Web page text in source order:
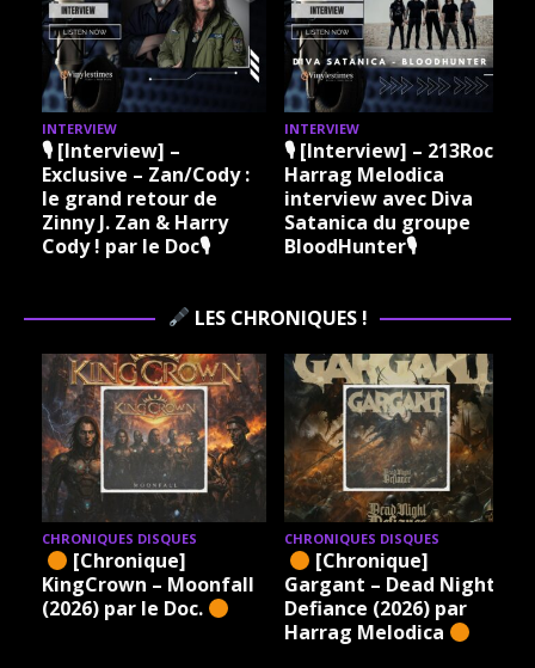
INTERVIEW
🎙 [Interview] –
Exclusive – Zan/Cody :
le grand retour de
Zinny J. Zan & Harry
Cody ! par le Doc🎙
INTERVIEW
🎙 [Interview] – 213Rock
Harrag Melodica
interview avec Diva
Satanica du groupe
BloodHunter🎙
LES CHRONIQUES !
CHRONIQUES DISQUES
[Chronique]
KingCrown – Moonfall
(2026) par le Doc.
CHRONIQUES DISQUES
[Chronique]
Gargant – Dead Night
Defiance (2026) par
Harrag Melodica